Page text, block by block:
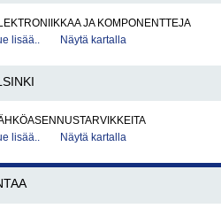
JA KOMPONENTTEJA
lisää..
Näytä kartalla
lisää..
Näytä kartalla